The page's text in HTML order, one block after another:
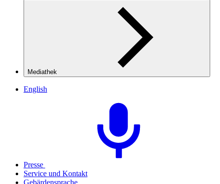
Mediathek
English
Presse
Service und Kontakt
Gebärdensprache